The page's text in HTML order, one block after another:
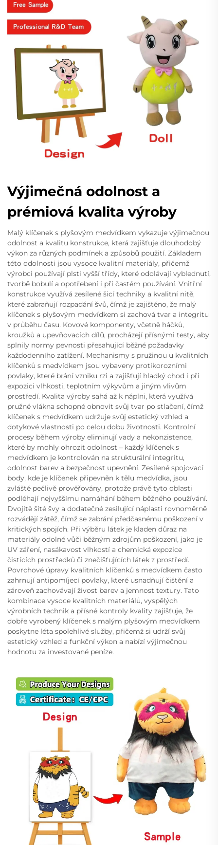
Výjimečná odolnost a
prémiová kvalita výroby
Malý klíčenek s plyšovým medvídkem vykazuje výjimečnou
odolnost a kvalitu konstrukce, která zajišťuje dlouhodobý
výkon za různých podmínek a způsobů použití. Základem
této odolnosti jsou vysoce kvalitní materiály, přičemž
výrobci používají plsti vyšší třídy, které odolávají vyblednutí,
tvorbě bobulí a opotřebení i při častém používání. Vnitřní
konstrukce využívá zesílené šicí techniky a kvalitní nitě,
které zabraňují rozpadání švů, čímž je zajištěno, že malý
klíčenek s plyšovým medvídkem si zachová tvar a integritu
v průběhu času. Kovové komponenty, včetně háčků,
kroužků a upevňovacích dílů, procházejí přísnými testy, aby
splnily normy pevnosti přesahující běžné požadavky
každodenního zatížení. Mechanismy s pružinou u kvalitních
klíčenků s medvídkem jsou vybaveny protikorozními
povlaky, které brání vzniku rzi a zajišťují hladký chod i při
expozici vlhkosti, teplotním výkyvům a jiným vlivům
prostředí. Kvalita výroby sahá až k náplni, která využívá
pružné vlákna schopné obnovit svůj tvar po stlačení, čímž
klíčenek s medvídkem udržuje svůj estetický vzhled a
dotykové vlastnosti po celou dobu životnosti. Kontrolní
procesy během výroby eliminují vady a nekonzistence,
které by mohly ohrozit odolnost – každý klíčenek s
medvídkem je kontrolován na strukturální integritu,
odolnost barev a bezpečnost upevnění. Zesílené spojovací
body, kde je klíčenek připevněn k tělu medvídka, jsou
zvláště pečlivě prověřovány, protože právě tyto oblasti
podléhají nejvyššímu namáhání během běžného používání.
Dvojitě šité švy a dodatečné zesilující náplasti rovnoměrně
rozvádějí zátěž, čímž se zabrání předčasnému poškození v
kritických spojích. Při výběru látek je kladen důraz na
materiály odolné vůči běžným zdrojům poškození, jako je
UV záření, nasákavost vlhkostí a chemická expozice
čistících prostředků či znečišťujících látek z prostředí.
Povrchové úpravy kvalitních klíčenků s medvídkem často
zahrnují antipomíjecí povlaky, které usnadňují čištění a
zároveň zachovávají živost barev a jemnost textury. Tato
kombinace vysoce kvalitních materiálů, vyspělých
výrobních technik a přísné kontroly kvality zajišťuje, že
dobře vyrobený klíčenek s malým plyšovým medvídkem
poskytne léta spolehlivé služby, přičemž si udrží svůj
estetický vzhled a funkční výkon a nabízí výjimečnou
hodnotu za investované peníze.